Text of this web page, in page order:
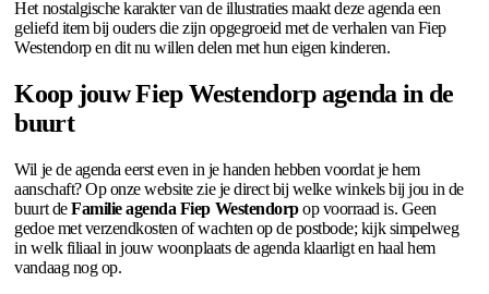
Het nostalgische karakter van de illustraties maakt deze agenda een
geliefd item bij ouders die zijn opgegroeid met de verhalen van Fiep
Westendorp en dit nu willen delen met hun eigen kinderen.
Koop jouw Fiep Westendorp agenda in de
buurt
Wil je de agenda eerst even in je handen hebben voordat je hem
aanschaft? Op onze website zie je direct bij welke winkels bij jou in de
buurt deFamilie agenda Fiep Westendorpop voorraad is. Geen
gedoe met verzendkosten of wachten op de postbode; kijk simpelweg
in welk filiaal in jouw woonplaats de agenda klaarligt en haal hem
vandaag nog op.